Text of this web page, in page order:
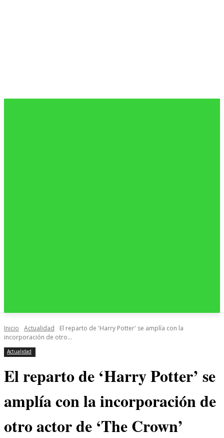
Inicio Actualidad
El reparto de 'Harry Potter' se amplía con la
incorporación de otro...
Actualidad
El reparto de ‘Harry Potter’ se
amplía con la incorporación de
otro actor de ‘The Crown’